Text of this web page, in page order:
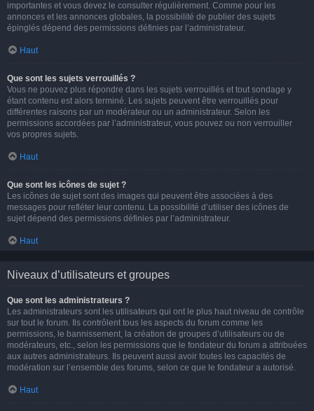
importantes et vous devez le consulter régulièrement. Comme pour les
annonces et les annonces globales, la possibilité de publier des sujets
épinglés dépend des permissions définies par l’administrateur.
Haut
Que sont les sujets verrouillés ?
Vous ne pouvez plus répondre dans les sujets verrouillés et tout sondage y
étant contenu est alors terminé. Les sujets peuvent être verrouillés pour
différentes raisons par un modérateur ou un administrateur. Selon les
permissions accordées par l’administrateur, vous pouvez ou non verrouiller
vos propres sujets.
Haut
Que sont les icônes de sujet ?
Les icônes de sujet sont des images qui peuvent être associées à des
messages pour refléter leur contenu. La possibilité d’utiliser des icônes de
sujet dépend des permissions définies par l’administrateur.
Haut
Niveaux d’utilisateurs et groupes
Que sont les administrateurs ?
Les administrateurs sont les utilisateurs qui ont le plus haut niveau de contrôle
sur tout le forum. Ils contrôlent tous les aspects du forum comme les
permissions, le bannissement, la création de groupes d’utilisateurs ou de
modérateurs, etc., selon les permissions que le fondateur du forum a attribuées
aux autres administrateurs. Ils peuvent aussi avoir toutes les capacités de
modération sur l’ensemble des forums, selon ce que le fondateur a autorisé.
Haut